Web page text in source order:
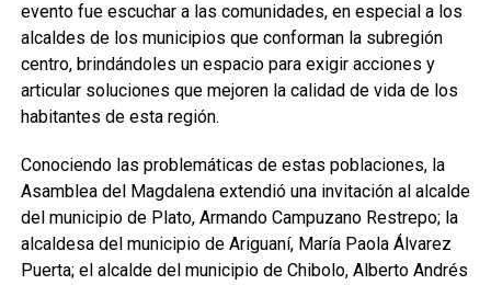
evento fue escuchar a las comunidades, en especial a los
alcaldes de los municipios que conforman la subregión
centro, brindándoles un espacio para exigir acciones y
articular soluciones que mejoren la calidad de vida de los
habitantes de esta región.
Conociendo las problemáticas de estas poblaciones, la
Asamblea del Magdalena extendió una invitación al alcalde
del municipio de Plato, Armando Campuzano Restrepo; la
alcaldesa del municipio de Ariguaní, María Paola Álvarez
Puerta; el alcalde del municipio de Chibolo, Alberto Andrés